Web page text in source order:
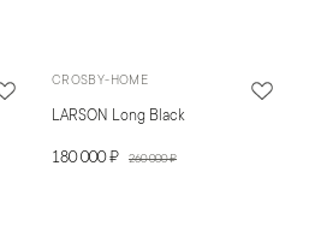
CROSBY-HOME
LARSON Long Black
180 000 ₽ 260 000 ₽